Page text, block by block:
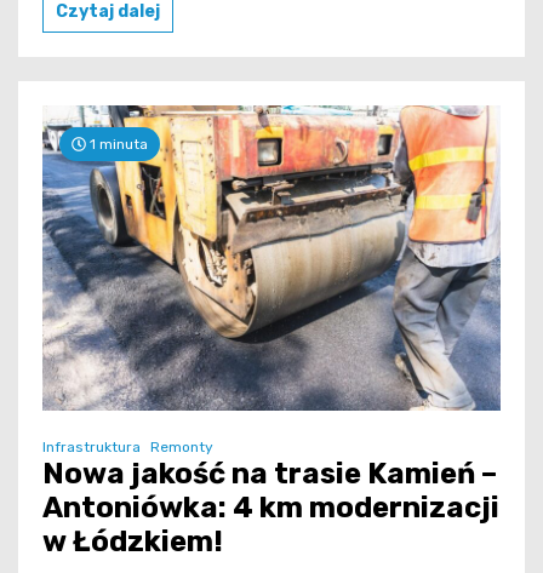
Czytaj dalej
1 minuta
Infrastruktura Remonty
Nowa jakość na trasie Kamień –
Antoniówka: 4 km modernizacji
w Łódzkiem!